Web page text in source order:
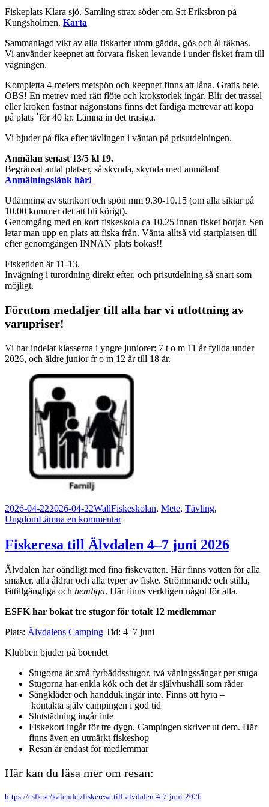
Fiskeplats Klara sjö. Samling strax söder om S:t Eriksbron på
Kungsholmen. Karta
Sammanlagd vikt av alla fiskarter utom gädda, gös och ål räknas.
Vi använder keepnet att förvara fisken levande i under fisket fram till
vägningen.
Kompletta 4-meters metspön och keepnet finns att låna. Gratis bete.
OBS! En metrev med rätt flöte och krokstorlek ingår. Blir det trassel
eller kroken fastnar någonstans finns det färdiga metrevar att köpa
på plats `för 40 kr. Lämna in det trasiga.
Vi bjuder på fika efter tävlingen i väntan på prisutdelningen.
Anmälan senast 13/5 kl 19.
Begränsat antal platser, så skynda, skynda med anmälan!
Anmälningslänk här!
Utlämning av startkort och spön mm 9.30-10.15 (om alla siktar på
10.00 kommer det att bli körigt).
Genomgång med en kort fiskeskola ca 10.25 innan fisket börjar. Sen
letar man upp en plats att fiska från. Vänta alltså vid startplatsen till
efter genomgången INNAN plats bokas!!
Fisketiden är 11-13.
Invägning i turordning direkt efter, och prisutdelning så snart som
möjligt.
Förutom medaljer till alla har vi utlottning av
varupriser!
Vi har indelat klasserna i yngre juniorer: 7 t o m 11 år fyllda under
2026, och äldre junior fr o m 12 år till 18 år.
Postat
2026-04-222026-04-22Författare
WallKategorier
Fiskeskolan, Mete, Tävling,
UngdomLämna en kommentartill
Metarda’n
2026
Fiskeresa till Älvdalen 4–7 juni 2026
Älvdalen har oändligt med fina fiskevatten. Här finns vatten för alla
smaker, alla åldrar och alla typer av fiske. Strömmande och stilla,
lättillgängliga och hemliga. Här finns verkligen något för alla.
ESFK har bokat tre stugor för totalt 12 medlemmar
Plats: Älvdalens Camping Tid: 4–7 juni
Klubben bjuder på boendet
Stugorna är små fyrbäddsstugor, två våningssängar per stuga
Stugorna har enkla kök och det är självhushåll som råder
Sängkläder och handduk ingår inte. Finns att hyra –
kontakta själv campingen i god tid
Slutstädning ingår inte
Fiskekort ingår för tre dygn. Campingen skriver ut dem. Här
finns även en utmärkt fiskeshop
Resan är endast för medlemmar
Här kan du läsa mer om resan:
https://esfk.se/kalender/fiskeresa-till-alvdalen-4-7-juni-2026